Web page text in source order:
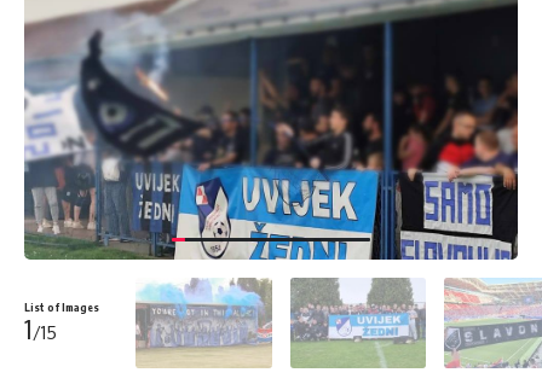
List of Images
1/15